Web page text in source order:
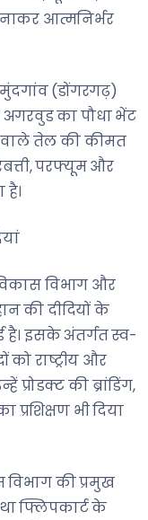
आत्मनिर्भर
(डोंगरगढ़)
अगरवुड का पौधा भेंट
तेल की कीमत
परफ्यूम और
विभाग और
की दीदियों के
है। इसके अंतर्गत स्व-
राष्ट्रीय और
प्रोडक्ट की ब्रांडिंग,
भी दिया
विभाग की प्रमुख
फ्लिपकार्ट के